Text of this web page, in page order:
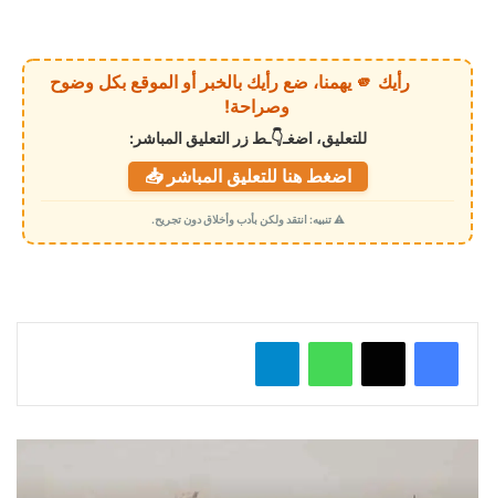
ي
م
ي
رأيك 🫵 يهمنا، ضع رأيك بالخبر أو الموقع بكل وضوح
وصراحة!
للتعليق، اضغـ👇ـط زر التعليق المباشر:
اضغط هنا للتعليق المباشر 📥
⚠️ تنبيه: انتقد ولكن بأدب وأخلاق دون تجريح.
واتساب